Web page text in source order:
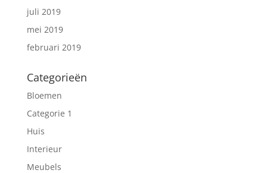
juli 2019
mei 2019
februari 2019
Categorieën
Bloemen
Categorie 1
Huis
Interieur
Meubels